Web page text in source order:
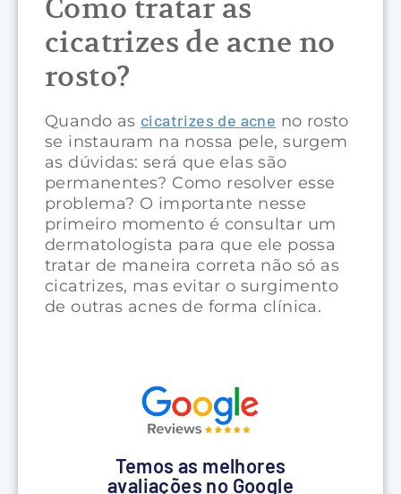
Como tratar as
cicatrizes de acne no
rosto?
Quando as cicatrizes de acne no rosto
se instauram na nossa pele, surgem
as dúvidas: será que elas são
permanentes? Como resolver esse
problema? O importante nesse
primeiro momento é consultar um
dermatologista para que ele possa
tratar de maneira correta não só as
cicatrizes, mas evitar o surgimento
de outras acnes de forma clínica.
Temos as melhores
avaliações no Google